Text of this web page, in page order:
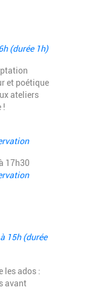
(durée 1h)
et poétique
ateliers
!
17h30
15h (durée
les ados :
avant